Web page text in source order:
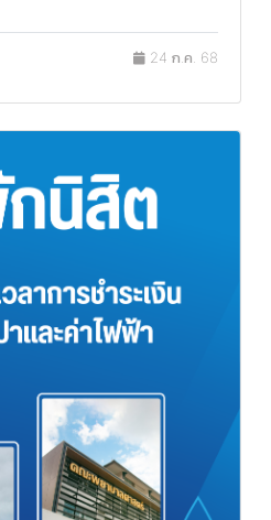
24 ก.ค. 68